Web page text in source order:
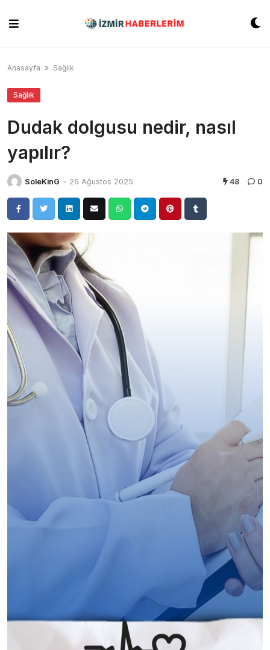
content
Anasayfa » Sağlık
Sağlık
Dudak dolgusu nedir, nasıl
yapılır?
SoleKinG - 26 Ağustos 2025 48 0